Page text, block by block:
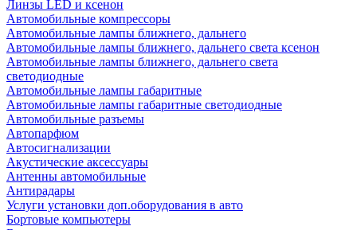
Линзы LED и ксенон
Автомобильные компрессоры
Автомобильные лампы ближнего, дальнего
Автомобильные лампы ближнего, дальнего света ксенон
Автомобильные лампы ближнего, дальнего света
светодиодные
Автомобильные лампы габаритные
Автомобильные лампы габаритные светодиодные
Автомобильные разъемы
Автопарфюм
Автосигнализации
Акустические аксессуары
Антенны автомобильные
Антирадары
Услуги установки доп.оборудования в авто
Бортовые компьютеры